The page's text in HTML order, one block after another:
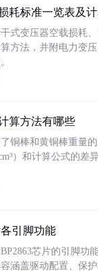
耗标准一览表及
式变压器空载损耗
方法，并附电力变
算方法有哪些
铜棒和黄铜棒重量
）和计算公式的差
引脚功能
芯片的引脚功
涵盖驱动配置、保